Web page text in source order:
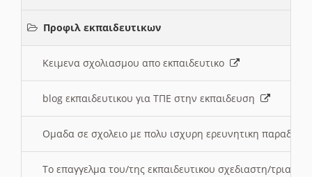
Προφιλ εκπαιδευτικων
Κειμενα σχολιασμου απο εκπαιδευτικο
blog εκπαιδευτικου για ΤΠΕ στην εκπαιδευση
Ομαδα σε σχολειο με πολυ ισχυρη ερευνητικη
Το επαγγελμα του/της εκπαιδευτικου σχεδιαστη/τριας